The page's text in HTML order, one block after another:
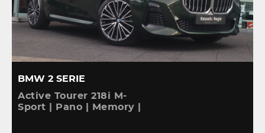
BMW 2 SERIE
Active Tourer 218i M-
Sport | Pano | Memory |